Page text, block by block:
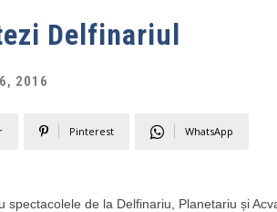
Delfinariul
2016
Pinterest WhatsApp
de la Delfinariu, Planetariu și